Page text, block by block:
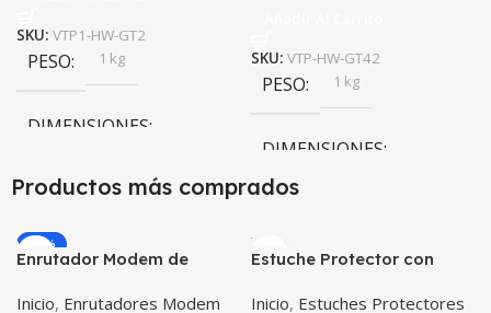
SKU: VTP1-HW-GT2
PESO 1 kg
DIMENSIONES
10 × 10 × 10 cm
SKU: VTP-HW-GT42
PESO 1 kg
DIMENSIONES
Productos más comprados
-20%
Enrutador Modem de
Libre Todo Operador 4G
Inicio, Enrutadores Modem
Estuche Protector con
Tablet Samsung Galaxy
Inicio, Estuches Protectores